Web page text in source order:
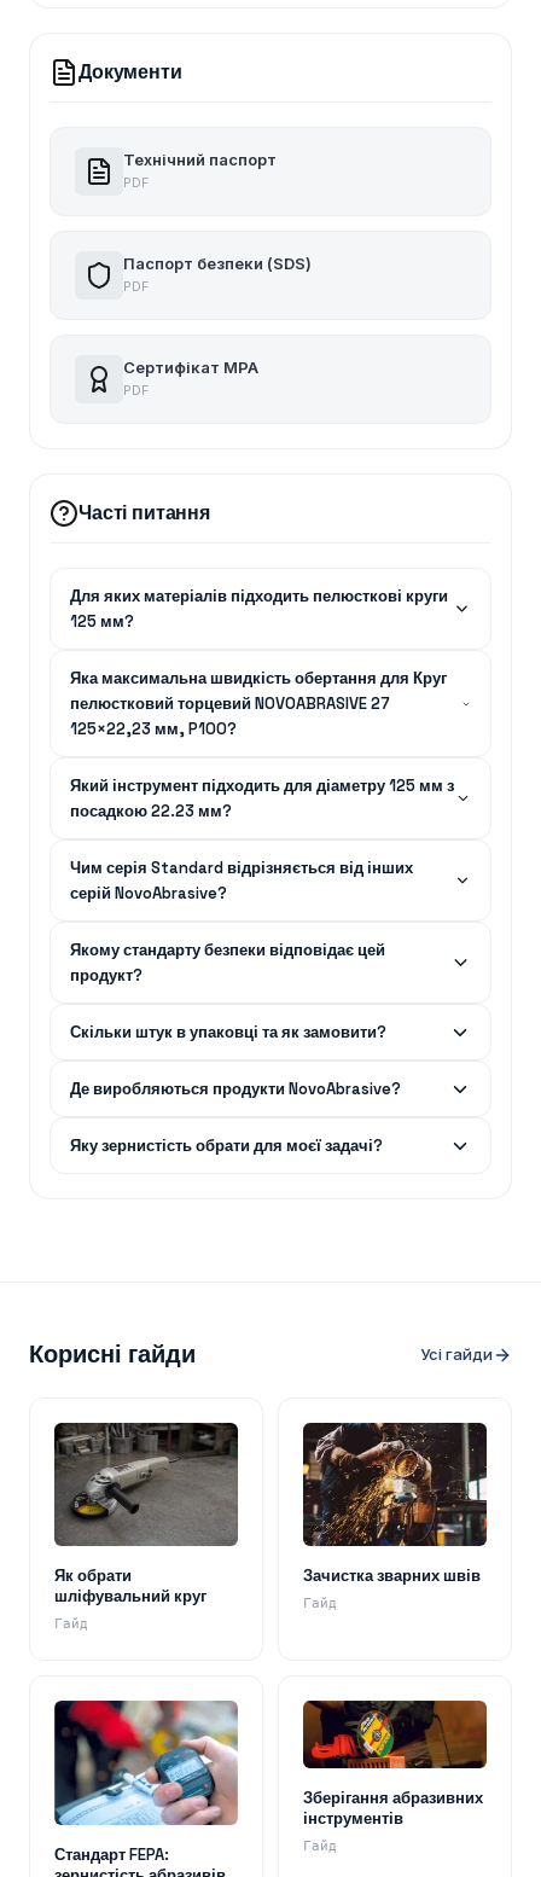
Документи
Технічний паспорт
PDF
Паспорт безпеки (SDS)
PDF
Сертифікат MPA
PDF
Часті питання
Для яких матеріалів підходить пелюсткові круги
125 мм?
Яка максимальна швидкість обертання для Круг
пелюстковий торцевий NOVOABRASIVE 27
125×22,23 мм, P100?
Який інструмент підходить для діаметру 125 мм з
посадкою 22.23 мм?
Чим серія Standard відрізняється від інших
серій NovoAbrasive?
Якому стандарту безпеки відповідає цей
продукт?
Скільки штук в упаковці та як замовити?
Де виробляються продукти NovoAbrasive?
Яку зернистість обрати для моєї задачі?
Корисні гайди Усі гайди
Як обрати
шліфувальний круг
Гайд
Зачистка зварних швів
Гайд
Стандарт FEPA:
Зберігання абразивних
інструментів
Гайд